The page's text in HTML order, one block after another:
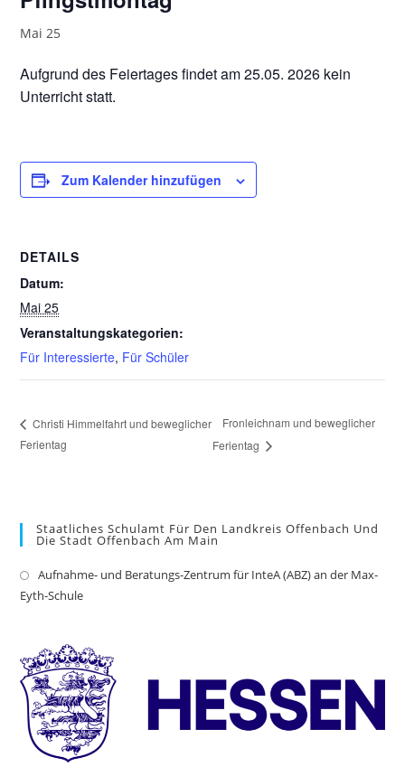
Mai 25
Aufgrund des Feiertages findet am 25.05. 2026 kein
Unterricht statt.
Zum Kalender hinzufügen
DETAILS
Datum:
Mai 25
Veranstaltungskategorien:
Für Interessierte, Für Schüler
Christi Himmelfahrt und beweglicher
Ferientag
Fronleichnam und beweglicher
Ferientag
Staatliches Schulamt Für Den Landkreis Offenbach Und
Die Stadt Offenbach Am Main
Aufnahme- und Beratungs-Zentrum für InteA (ABZ) an der Max-
Eyth-Schule